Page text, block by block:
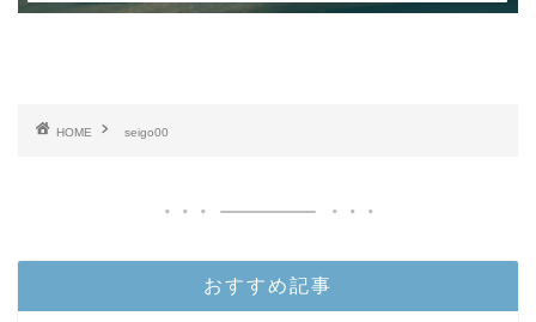
HOME seigo00
おすすめ記事